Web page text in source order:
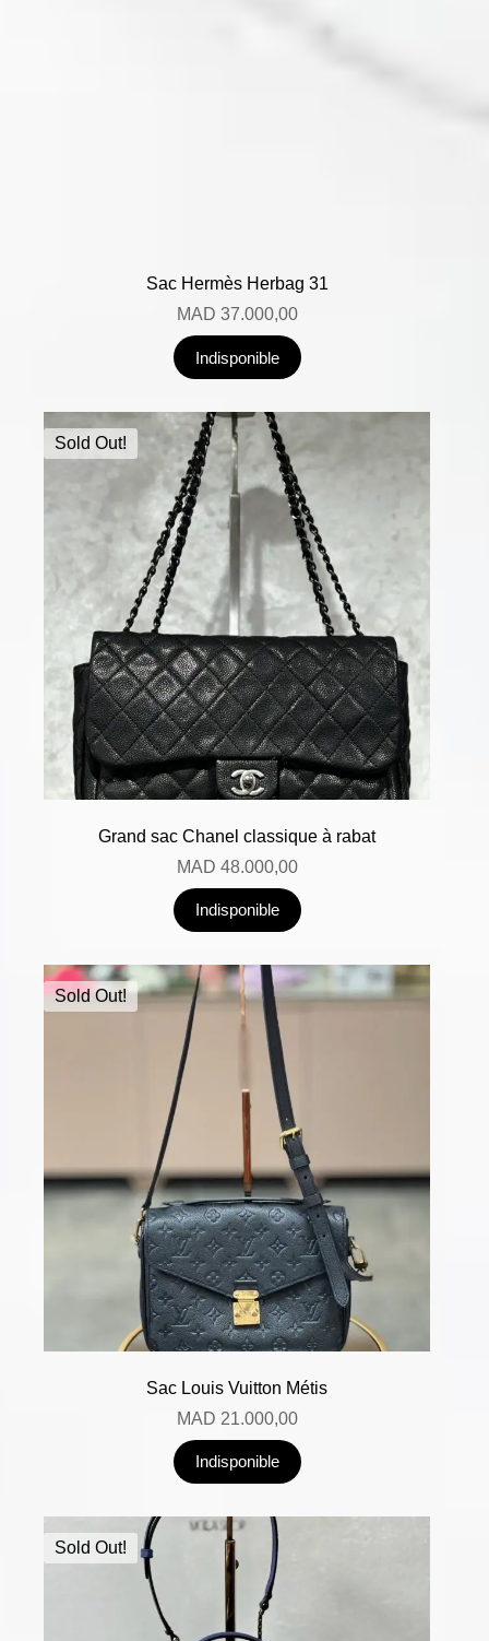
Sac Hermès Herbag 31
MAD 37.000,00
Indisponible
Sold Out!
Grand sac Chanel classique à rabat
MAD 48.000,00
Indisponible
Sold Out!
Sac Louis Vuitton Métis
MAD 21.000,00
Indisponible
Sold Out!